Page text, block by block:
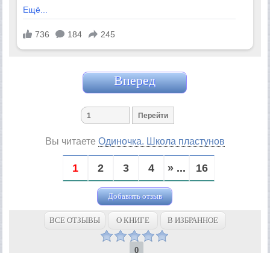
Вперед
Вы читаете Одиночка. Школа пластунов
1 2 3 4 » ... 16
Добавить отзыв
ВСЕ ОТЗЫВЫ О КНИГЕ В ИЗБРАННОЕ
0